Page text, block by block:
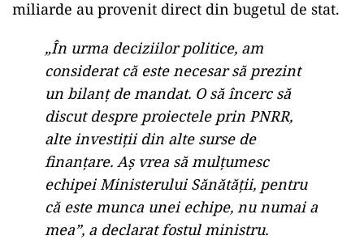
miliarde au provenit direct din bugetul de stat.
„În urma deciziilor politice, am
considerat că este necesar să prezint
un bilanț de mandat. O să încerc să
discut despre proiectele prin PNRR,
alte investiții din alte surse de
finanțare. Aș vrea să mulțumesc
echipei Ministerului Sănătății, pentru
că este munca unei echipe, nu numai a
mea”, a declarat fostul ministru.